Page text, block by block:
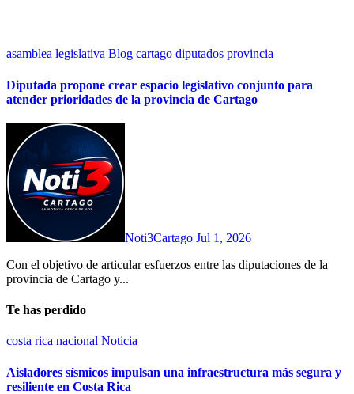
asamblea legislativa Blog cartago diputados provincia
Diputada propone crear espacio legislativo conjunto para
atender prioridades de la provincia de Cartago
Noti3Cartago Jul 1, 2026
Con el objetivo de articular esfuerzos entre las diputaciones de la
provincia de Cartago y...
Te has perdido
costa rica nacional Noticia
Aisladores sísmicos impulsan una infraestructura más segura y
resiliente en Costa Rica